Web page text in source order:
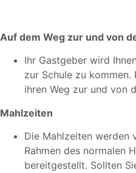
Auf dem Weg zur und von
Ihr Gastgeber wird
zur Schule zu
ihren Weg zur und von
Mahlzeiten
Die Mahlzeiten werden
Rahmen des normalen
bereitgestellt. Sollten